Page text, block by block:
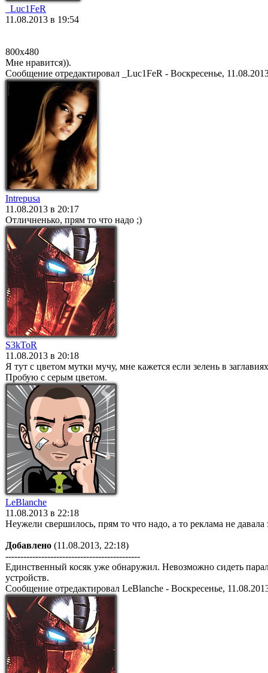
_Luc1FeR
11.08.2013 в 19:54
800x480
Мне нравится)).
Сообщение отредактировал
_Luc1FeR - Воскресенье,
Intrepusa
11.08.2013 в 20:17
Отличненько, прям то что надо ;)
S3kToR
11.08.2013 в 20:18
Я тут с цветом мутки мучу, мне кажется если зелень в
Пробую с серым цветом.
LeBlanche
11.08.2013 в 22:18
Неужели свершилось, прям то что надо, а то реклама не
Добавлено (11.08.2013, 22:18)
---------------------------------------------
Единственный косяк уже обнаружил. Невозможно сидеть
устройств.
Сообщение отредактировал LeBlanche - Воскресенье,